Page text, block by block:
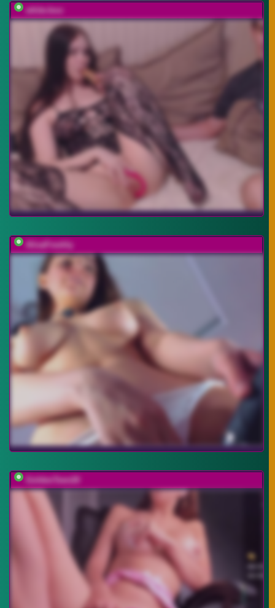
white-boo
AlisaFreshly
GoldenTeen20